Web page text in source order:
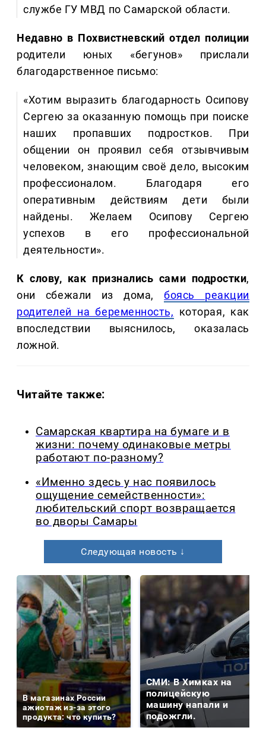
службе ГУ МВД по Самарской области.
Недавно в Похвистневский отдел полиции
родители юных «бегунов» прислали
благодарственное письмо:
«Хотим выразить благодарность Осипову
Сергею за оказанную помощь при поиске
наших пропавших подростков. При
общении он проявил себя отзывчивым
человеком, знающим своё дело, высоким
профессионалом. Благодаря его
оперативным действиям дети были
найдены. Желаем Осипову Сергею
успехов в его профессиональной
деятельности».
К слову, как признались сами подростки,
они сбежали из дома,боясь реакции
родителей на беременность, которая, как
впоследствии выяснилось, оказалась
ложной.
Читайте также:
Самарская квартира на бумаге и в
жизни: почему одинаковые метры
работают по-разному?
«Именно здесь у нас появилось
ощущение семейственности»:
любительский спорт возвращается
во дворы Самары
Следующая новость ↓
В магазинах России
ажиотаж из-за этого
продукта: что купить?
СМИ: В Химках на
полицейскую
машину напали и
подожгли.